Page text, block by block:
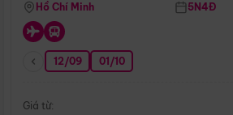
Hồ Chí Minh 5N4Đ
12/09 01/10
Giá từ: